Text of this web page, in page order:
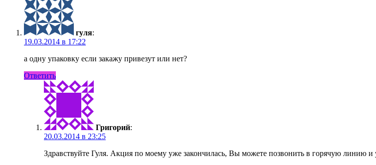
гуля:
19.03.2014 в 17:22
а одну упаковку если закажу привезут или нет?
Ответить
Григорий:
20.03.2014 в 23:25
Здравствуйте Гуля. Акция по моему уже закончилась, Вы можете позвонить в горячую линию и